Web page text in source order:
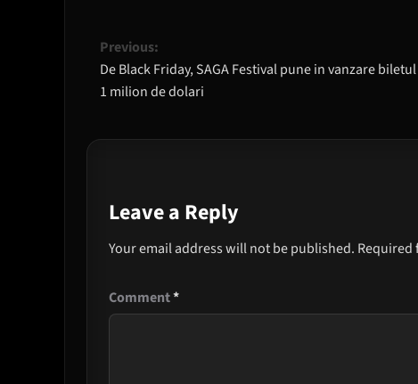
Post
navigation
Previous:
De Black Friday, SAGA Festival pune in vanzare
1 milion de dolari
Leave a Reply
Your email address will not be published. Required
Comment*